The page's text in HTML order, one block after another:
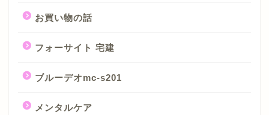
お買い物の話
フォーサイト 宅建
ブルーデオmc-s201
メンタルケア